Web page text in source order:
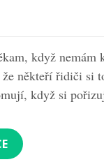
když nemám
že někteří řidiči si
když si